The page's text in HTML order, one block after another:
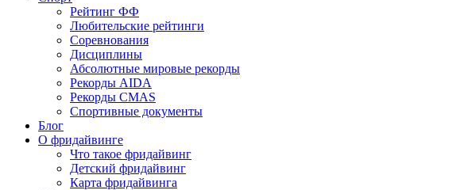
Рейтинг ФФ
Любительские рейтинги
Соревнования
Дисциплины
Абсолютные мировые рекорды
Рекорды AIDA
Рекорды CMAS
Спортивные документы
Блог
О фридайвинге
Что такое фридайвинг
Детский фридайвинг
Карта фридайвинга